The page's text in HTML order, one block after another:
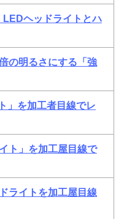
ヘッドライトとハ
の明るさにする「強
」を加工者目線でレ
ト」を加工屋目線で
ライトを加工屋目線